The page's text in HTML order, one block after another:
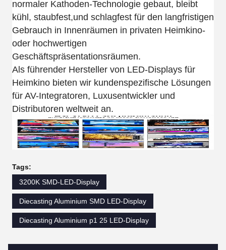
normaler Kathoden-Technologie gebaut, bleibt
kühl, staubfest,und schlagfest für den langfristigen
Gebrauch in Innenräumen in privaten Heimkino-
oder hochwertigen
Geschäftspräsentationsräumen.
Als führender Hersteller von LED-Displays für
Heimkino bieten wir kundenspezifische Lösungen
für AV-Integratoren, Luxusentwickler und
Distributoren weltweit an.
Tags:
3200K SMD-LED-Display
Diecasting Aluminium SMD LED-Display
Diecasting Aluminium p1 25 LED-Display